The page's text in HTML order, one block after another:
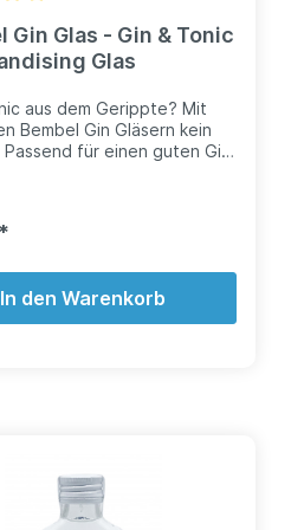
Gin Glas - Gin & Tonic
Glas
aus dem Gerippte? Mit
Bembel Gin Gläsern kein
Passend für einen guten Gin
In den Warenkorb